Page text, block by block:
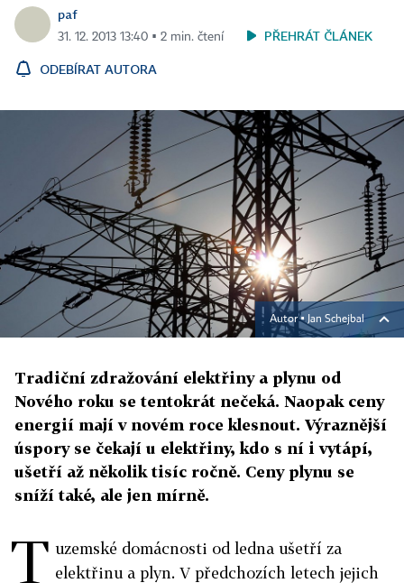
paf
31. 12. 2013 13:40 ▪ 2 min. čtení PŘEHRÁT ČLÁNEK
ODEBÍRAT AUTORA
Autor ▪ Jan Schejbal
Tradiční zdražování elektřiny a plynu od
Nového roku se tentokrát nečeká. Naopak ceny
energií mají v novém roce klesnout. Výraznější
úspory se čekají u elektřiny, kdo s ní i vytápí,
ušetří až několik tisíc ročně. Ceny plynu se
sníží také, ale jen mírně.
T uzemské domácnosti od ledna ušetří za
elektřinu a plyn. V předchozích letech jejich